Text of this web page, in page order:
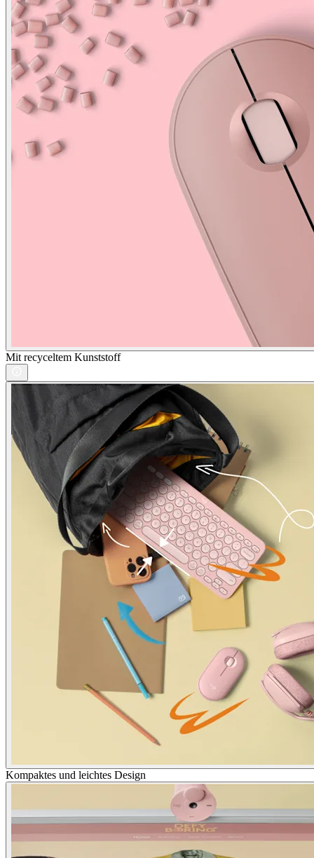
Mit recyceltem Kunststoff
Kompaktes und leichtes Design